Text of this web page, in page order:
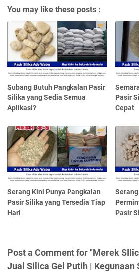
You may like these posts :
Subang Butuh Pangkalan Pasir
Silika yang Sedia Semua
Aplikasi?
Pasir
Cepat
Serang Kini Punya Pangkalan
Pasir Silika yang Tersedia Tiap
Hari
Pasir
Post a Comment for "Merek
Jual Silica Gel Putih | Kegunaan